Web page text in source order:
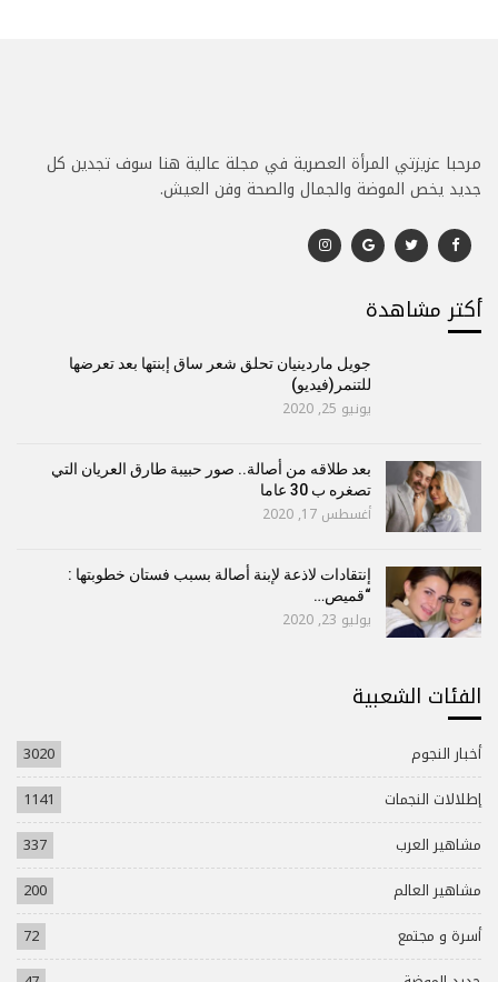
مرحبا عزيزتي المرأة العصرية في مجلة عالية هنا سوف تجدين كل
جديد يخص الموضة والجمال والصحة وفن العيش.
أكتر مشاهدة
جويل ماردينيان تحلق شعر ساق إبنتها بعد تعرضها
للتنمر(فيديو)
يونيو 25, 2020
بعد طلاقه من أصالة.. صور حبيبة طارق العريان التي
تصغره ب 30 عاما
أغسطس 17, 2020
إنتقادات لاذعة لإبنة أصالة بسبب فستان خطوبتها :
“قميص…
يوليو 23, 2020
الفئات الشعبية
أخبار النجوم
3020
إطلالات النجمات
1141
مشاهير العرب
337
مشاهير العالم
200
أسرة و مجتمع
72